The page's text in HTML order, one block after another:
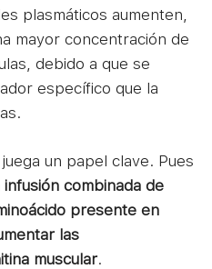
plasmáticos aumenten,
mayor concentración de
debido a que se
específico que la
un papel clave. Pues
infusión combinada de
presente en
las
muscular.